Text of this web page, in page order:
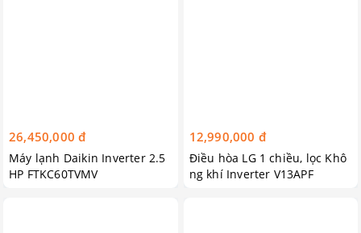
26,450,000 đ
Máy lạnh Daikin Inverter 2.5
HP FTKC60TVMV
12,990,000 đ
Điều hòa LG 1 chiều, lọc Khô
ng khí Inverter V13APF